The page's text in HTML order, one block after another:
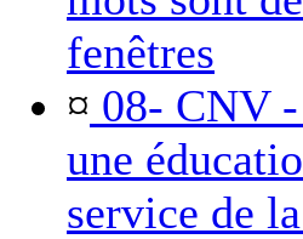
fenêtres
¤ 08- CNV -
une
service de